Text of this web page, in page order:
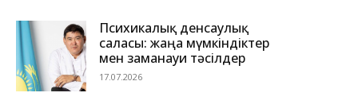
Психикалық денсаулық
саласы: жаңа мүмкіндіктер
мен заманауи тәсілдер
17.07.2026